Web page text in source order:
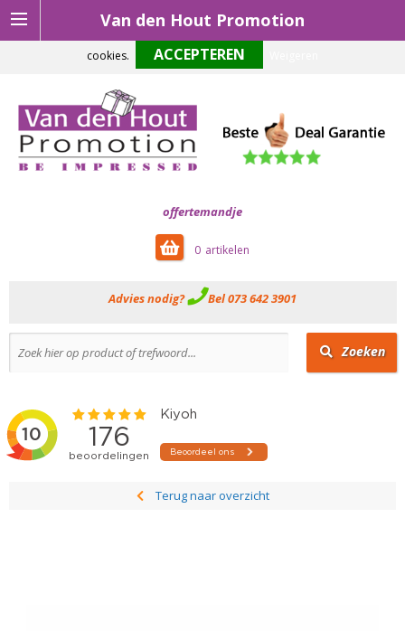
Van den Hout Promotion
offertemandje
0
Advies nodig? Bel 073 642 3901
Zoeken
Terug naar overzicht
Om onze website optimaal te laten functioneren maken wij gebruik van
cookies.